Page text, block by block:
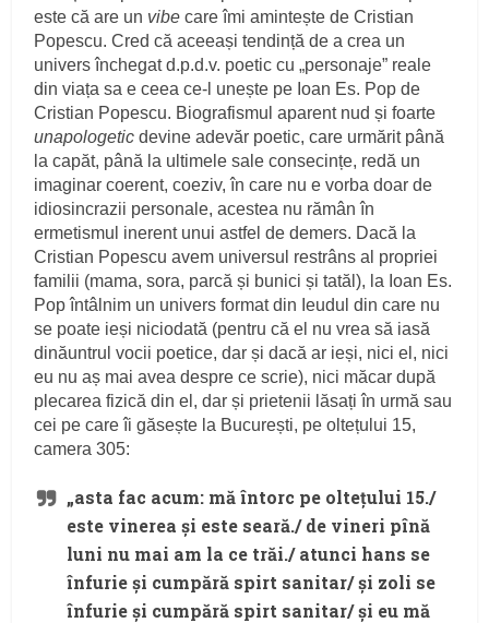
este că are un vibe care îmi amintește de Cristian
Popescu. Cred că aceeași tendință de a crea un
univers închegat d.p.d.v. poetic cu „personaje” reale
din viața sa e ceea ce-l unește pe Ioan Es. Pop de
Cristian Popescu. Biografismul aparent nud și foarte
unapologetic devine adevăr poetic, care urmărit până
la capăt, până la ultimele sale consecințe, redă un
imaginar coerent, coeziv, în care nu e vorba doar de
idiosincrazii personale, acestea nu rămân în
ermetismul inerent unui astfel de demers. Dacă la
Cristian Popescu avem universul restrâns al propriei
familii (mama, sora, parcă și bunici și tatăl), la Ioan Es.
Pop întâlnim un univers format din Ieudul din care nu
se poate ieși niciodată (pentru că el nu vrea să iasă
dinăuntrul vocii poetice, dar și dacă ar ieși, nici el, nici
eu nu aș mai avea despre ce scrie), nici măcar după
plecarea fizică din el, dar și prietenii lăsați în urmă sau
cei pe care îi găsește la București, pe oltețului 15,
camera 305:
„asta fac acum: mă întorc pe oltețului 15./
este vinerea și este seară./ de vineri pînă
luni nu mai am la ce trăi./ atunci hans se
înfurie și cumpără spirt sanitar/ și zoli se
înfurie și cumpără spirt sanitar/ și eu mă